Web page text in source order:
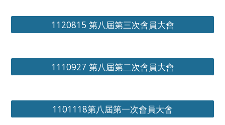
1120815 第八屆第三次會員大會
1110927 第八屆第二次會員大會
1101118第八屆第一次會員大會